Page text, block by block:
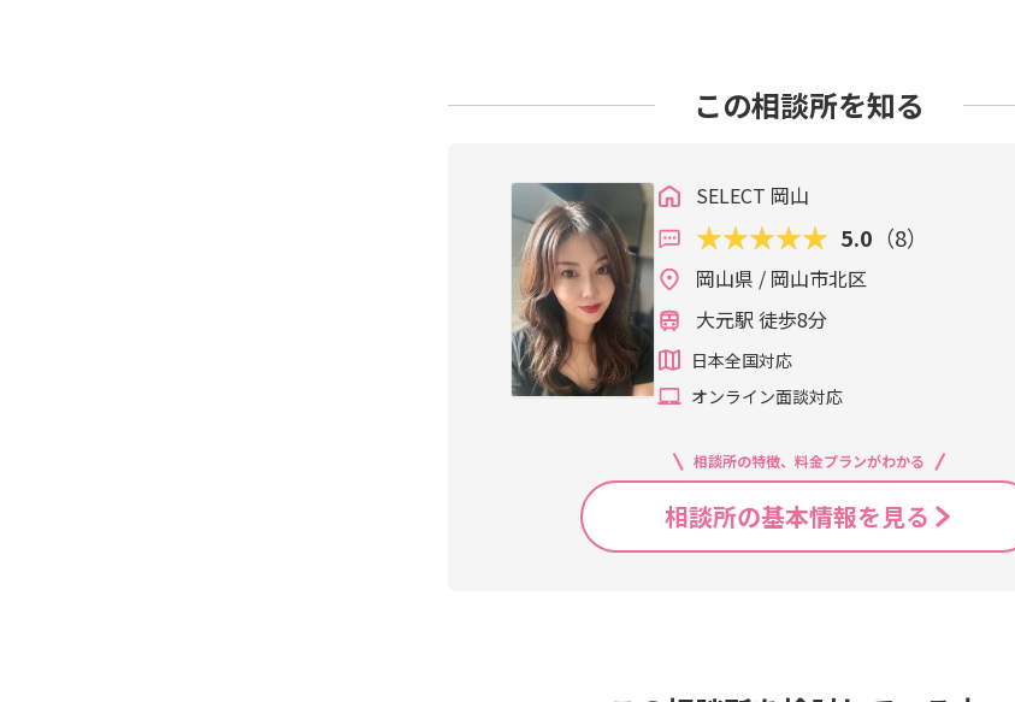
この相談所を知る
SELECT 岡山
5.0 （8）
岡山県 / 岡山市北区
大元駅 徒歩8分
日本全国対応
オンライン面談対応
相談所の特徴、料金プランがわかる
相談所の基本情報を見る